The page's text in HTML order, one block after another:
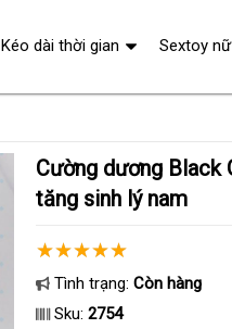
Cường dương Black Gorilla Đặc trị rối loạn cương
tăng sinh lý nam
Tình trạng: Còn hàng
Sku: 2754
Kéo dài thời gian Sextoy nữ